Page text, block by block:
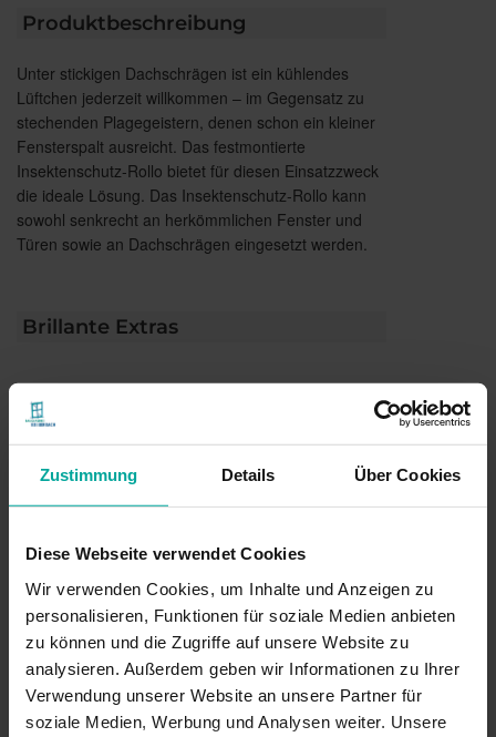
Zustimmung Details Über Cookies
Diese Webseite verwendet Cookies
Wir verwenden Cookies, um Inhalte und Anzeigen zu
personalisieren, Funktionen für soziale Medien anbieten
zu können und die Zugriffe auf unsere Website zu
analysieren. Außerdem geben wir Informationen zu Ihrer
Verwendung unserer Website an unsere Partner für
soziale Medien, Werbung und Analysen weiter. Unsere
Produktbeschreibung
Unter stickigen Dachschrägen ist ein kühlendes
Lüftchen jederzeit willkommen – im Gegensatz zu
stechenden Plagegeistern, denen schon ein kleiner
Fensterspalt ausreicht. Das festmontierte
Insektenschutz-Rollo bietet für diesen Einsatzzweck
die ideale Lösung. Das Insektenschutz-Rollo kann
sowohl senkrecht an herkömmlichen Fenster und
Türen sowie an Dachschrägen eingesetzt werden.
Brillante Extras